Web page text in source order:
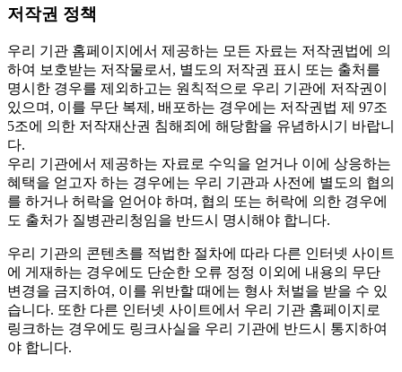
저작권 정책
우리 기관 홈페이지에서 제공하는 모든 자료는 저작권법에 의
하여 보호받는 저작물로서, 별도의 저작권 표시 또는 출처를
명시한 경우를 제외하고는 원칙적으로 우리 기관에 저작권이
있으며, 이를 무단 복제, 배포하는 경우에는 저작권법 제 97조
5조에 의한 저작재산권 침해죄에 해당함을 유념하시기 바랍니
다.
우리 기관에서 제공하는 자료로 수익을 얻거나 이에 상응하는
혜택을 얻고자 하는 경우에는 우리 기관과 사전에 별도의 협의
를 하거나 허락을 얻어야 하며, 협의 또는 허락에 의한 경우에
도 출처가 질병관리청임을 반드시 명시해야 합니다.
우리 기관의 콘텐츠를 적법한 절차에 따라 다른 인터넷 사이트
에 게재하는 경우에도 단순한 오류 정정 이외에 내용의 무단
변경을 금지하여, 이를 위반할 때에는 형사 처벌을 받을 수 있
습니다. 또한 다른 인터넷 사이트에서 우리 기관 홈페이지로
링크하는 경우에도 링크사실을 우리 기관에 반드시 통지하여
야 합니다.